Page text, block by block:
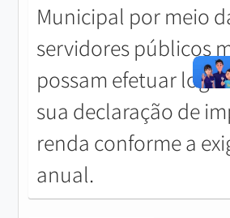
Municipal por meio
servidores públicos
possam efetuar login
sua declaração de
renda conforme a
anual.